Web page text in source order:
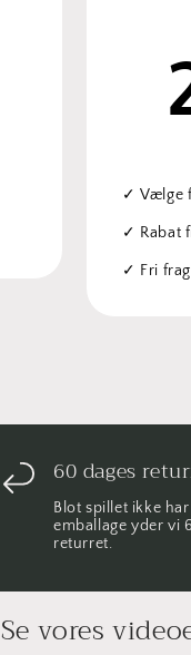
✓ Vælge
✓ Rabat
✓ Fri
60 dages
Blot spillet ikke
emballage yder vi
returret.
Se vores